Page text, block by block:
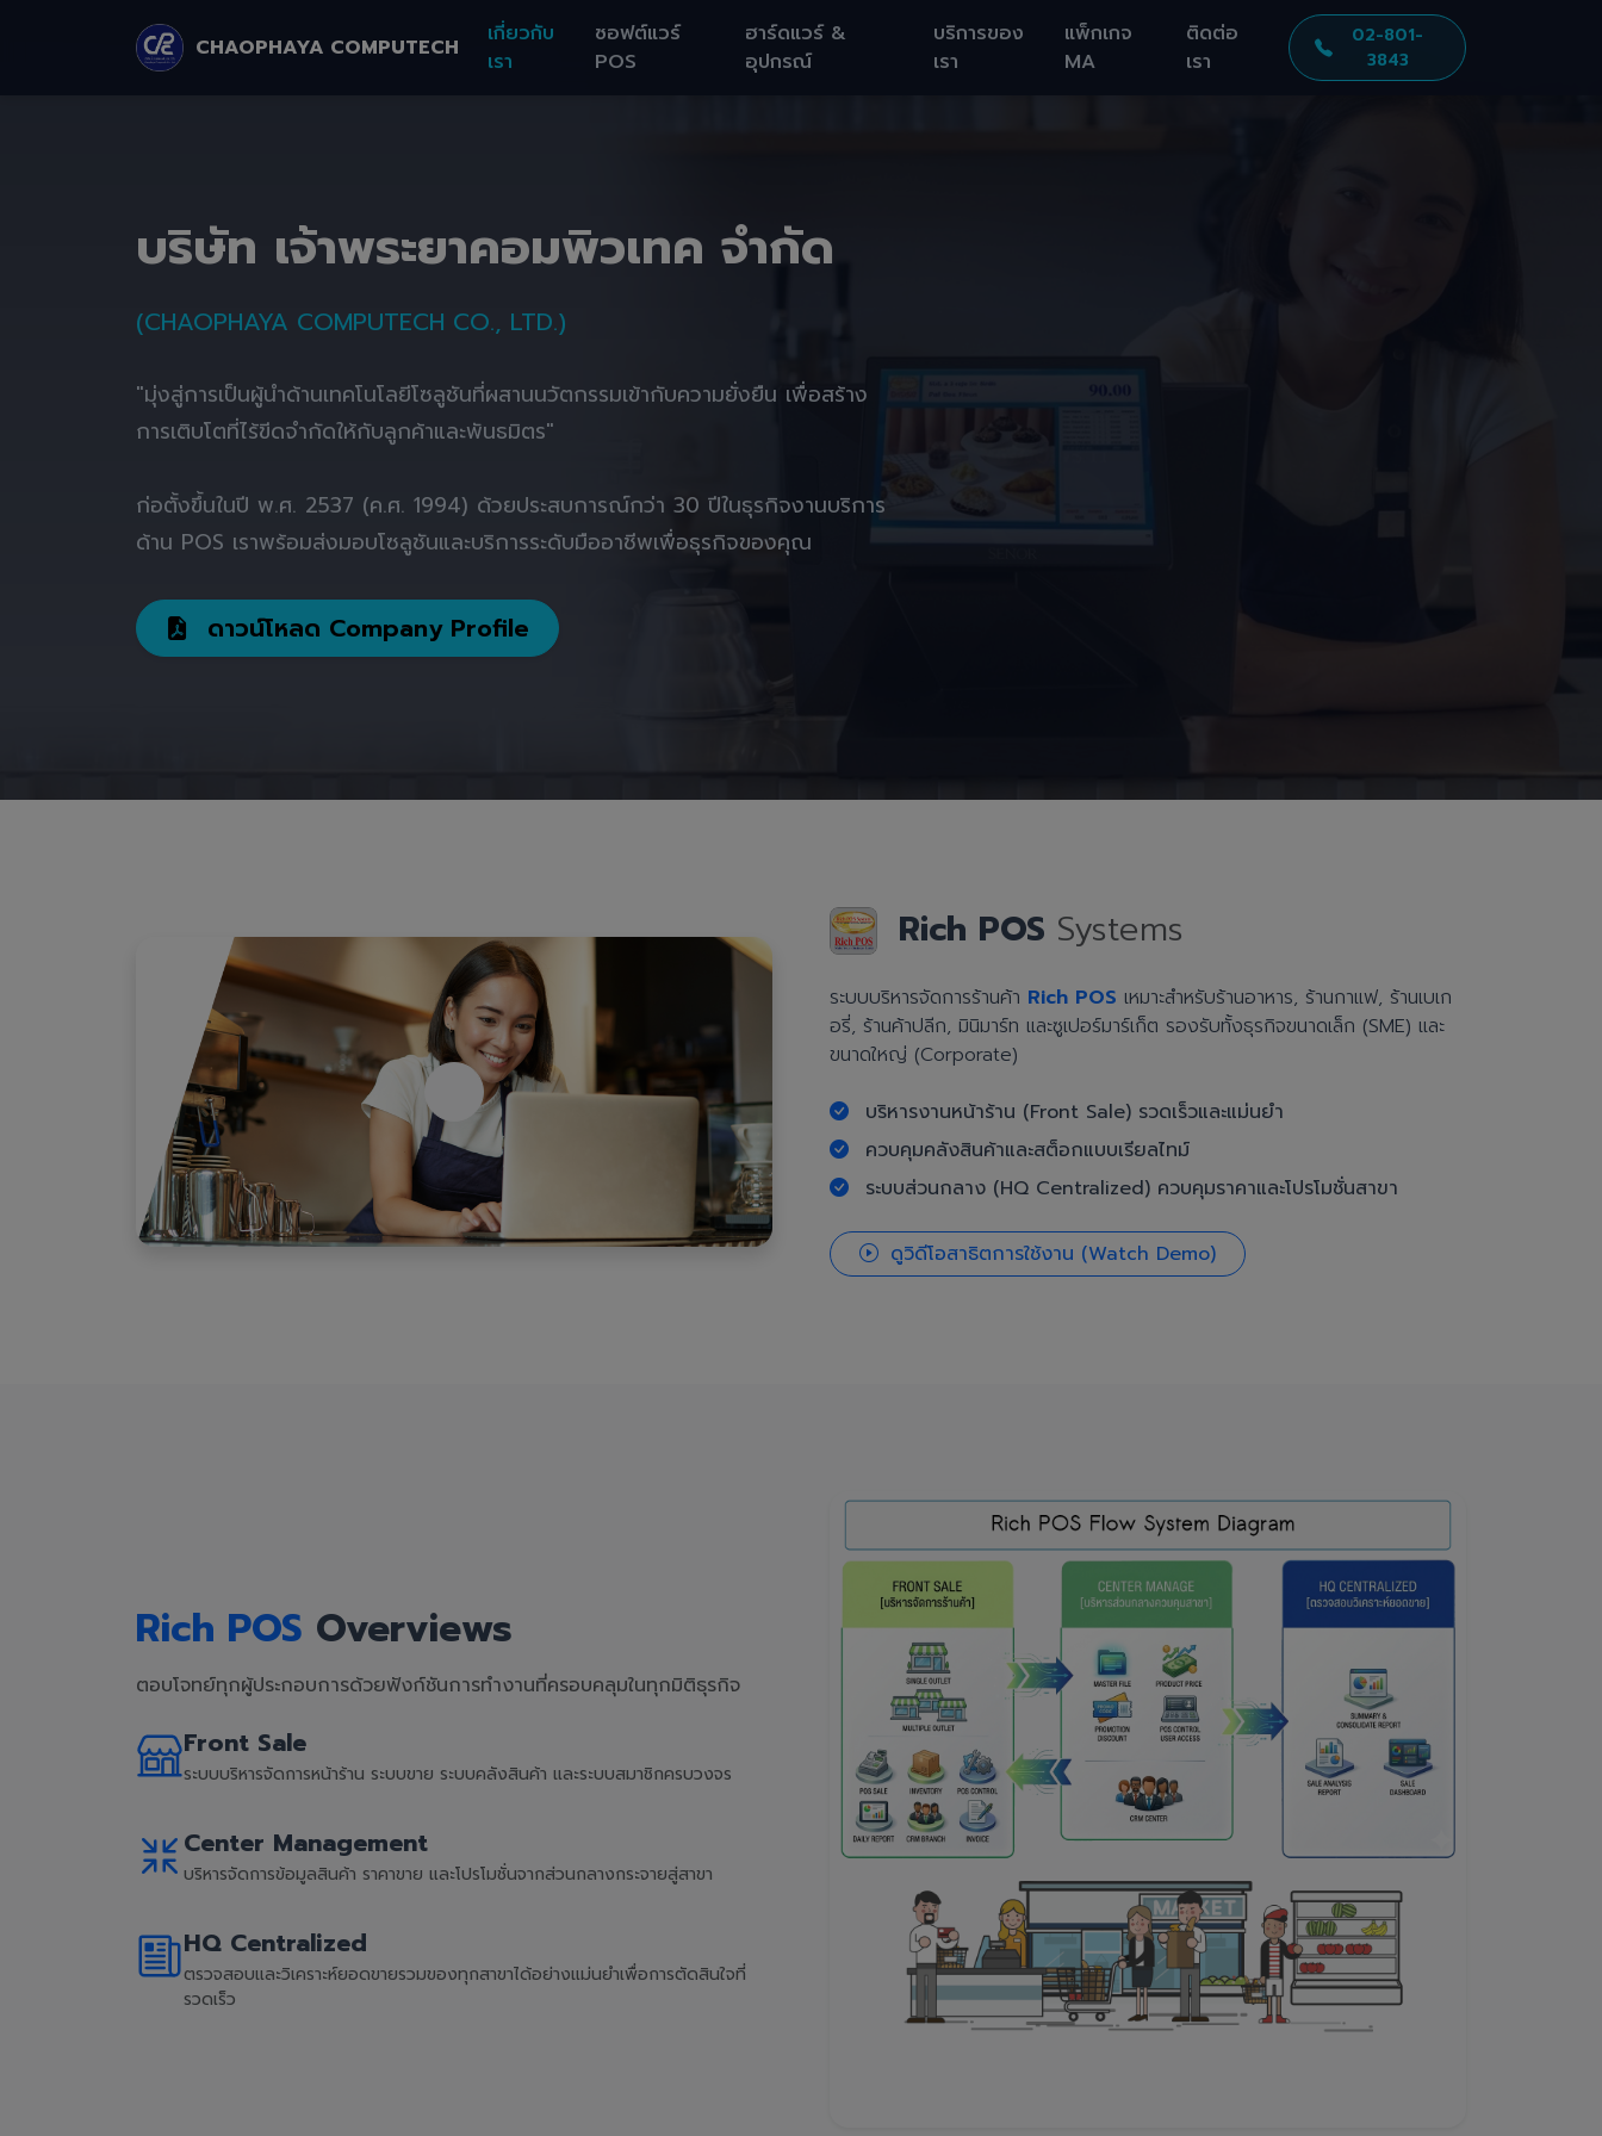
CHAOPHAYA COMPUTECH
เกี่ยวกับ
เรา
ซอฟต์แวร์
POS
ฮาร์ดแวร์ &
อุปกรณ์
บริการของ
เรา
แพ็กเกจ
MA
ติดต่อ
เรา
02-801-
3843
บริษัท เจ้าพระยาคอมพิวเทค จำกัด
(CHAOPHAYA COMPUTECH CO., LTD.)
"มุ่งสู่การเป็นผู้นำด้านเทคโนโลยีโซลูชันที่ผสานนวัตกรรมเข้ากับความยั่งยืน เพื่อสร้าง
การเติบโตที่ไร้ขีดจำกัดให้กับลูกค้าและพันธมิตร"
ก่อตั้งขึ้นในปี พ.ศ. 2537 (ค.ศ. 1994) ด้วยประสบการณ์กว่า 30 ปีในธุรกิจงานบริการ
ด้าน POS เราพร้อมส่งมอบโซลูชันและบริการระดับมืออาชีพเพื่อธุรกิจของคุณ
ดาวน์โหลด Company Profile
Rich POS Systems
ระบบบริหารจัดการร้านค้า Rich POS เหมาะสำหรับร้านอาหาร, ร้านกาแฟ, ร้านเบเก
อรี่, ร้านค้าปลีก, มินิมาร์ท และซูเปอร์มาร์เก็ต รองรับทั้งธุรกิจขนาดเล็ก (SME) และ
ขนาดใหญ่ (Corporate)
บริหารงานหน้าร้าน (Front Sale) รวดเร็วและแม่นยำ
ควบคุมคลังสินค้าและสต็อกแบบเรียลไทม์
ระบบส่วนกลาง (HQ Centralized) ควบคุมราคาและโปรโมชั่นสาขา
ดูวิดีโอสาธิตการใช้งาน (Watch Demo)
Rich POS Overviews
ตอบโจทย์ทุกผู้ประกอบการด้วยฟังก์ชันการทำงานที่ครอบคลุมในทุกมิติธุรกิจ
Front Sale
ระบบบริหารจัดการหน้าร้าน ระบบขาย ระบบคลังสินค้า และระบบสมาชิกครบวงจร
Center Management
บริหารจัดการข้อมูลสินค้า ราคาขาย และโปรโมชั่นจากส่วนกลางกระจายสู่สาขา
HQ Centralized
ตรวจสอบและวิเคราะห์ยอดขายรวมของทุกสาขาได้อย่างแม่นยำเพื่อการตัดสินใจที่
รวดเร็ว